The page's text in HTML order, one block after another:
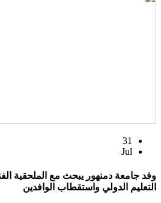
31
Jul
وفد جامعة دمنهور يبحث مع الملحقية
التعليم الدولي واستقطاب الوافدين